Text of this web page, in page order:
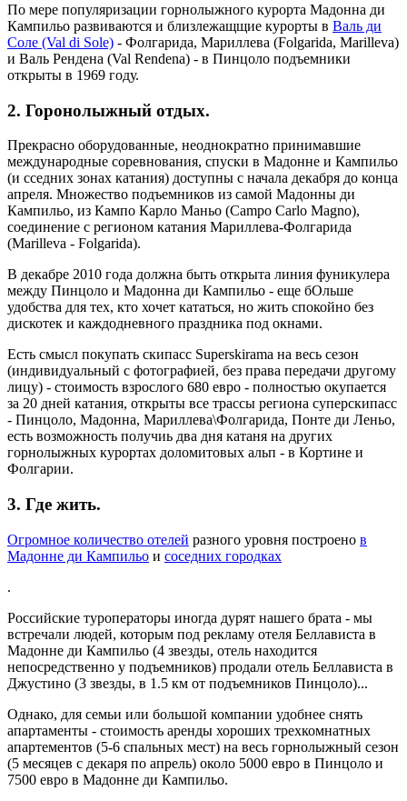
По мере популяризации горнолыжного курорта Мадонна ди
Кампильо развиваются и близлежащщие курорты в Валь ди
Соле (Val di Sole) - Фолгарида, Мариллева (Folgarida, Marilleva)
и Валь Рендена (Val Rendena) - в Пинцоло подъемники
открыты в 1969 году.
2. Горонолыжный отдых.
Прекрасно оборудованные, неоднократно принимавшие
международные соревнования, спуски в Мадонне и Кампильо
(и сседних зонах катания) доступны с начала декабря до конца
апреля. Множество подъемников из самой Мадонны ди
Кампильо, из Кампо Карло Маньо (Campo Carlo Magno),
соединение с регионом катания Мариллева-Фолгарида
(Marilleva - Folgarida).
В декабре 2010 года должна быть открыта линия фуникулера
между Пинцоло и Мадонна ди Кампильо - еще бОльше
удобства для тех, кто хочет кататься, но жить спокойно без
дискотек и каждодневного праздника под окнами.
Есть смысл покупать скипасс Superskirama на весь сезон
(индивидуальный с фотографией, без права передачи другому
лицу) - стоимость взрослого 680 евро - полностью окупается
за 20 дней катания, открыты все трассы региона суперскипасс
- Пинцоло, Мадонна, Мариллева\Фолгарида, Понте ди Леньо,
есть возможность получиь два дня катаня на других
горнолыжных курортах доломитовых альп - в Кортине и
Фолгарии.
3. Где жить.
Огромное количество отелей разного уровня построено в
Мадонне ди Кампильо и соседних городках
.
Российские туроператоры иногда дурят нашего брата - мы
встречали людей, которым под рекламу отеля Беллависта в
Мадонне ди Кампильо (4 звезды, отель находится
непосредственно у подъемников) продали отель Беллависта в
Джустино (3 звезды, в 1.5 км от подъемников Пинцоло)...
Однако, для семьи или большой компании удобнее снять
апартаменты - стоимость аренды хороших трехкомнатных
апартементов (5-6 спальных мест) на весь горнолыжный сезон
(5 месяцев с декаря по апрель) около 5000 евро в Пинцоло и
7500 евро в Мадонне ди Кампильо.